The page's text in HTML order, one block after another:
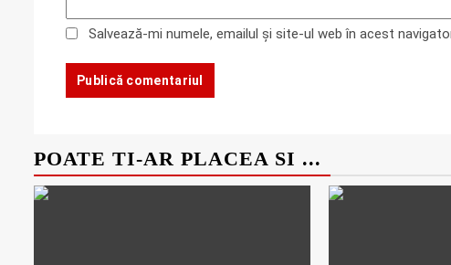
Salvează-mi numele, emailul și site-ul web în acest
POATE TI-AR PLACEA SI ...